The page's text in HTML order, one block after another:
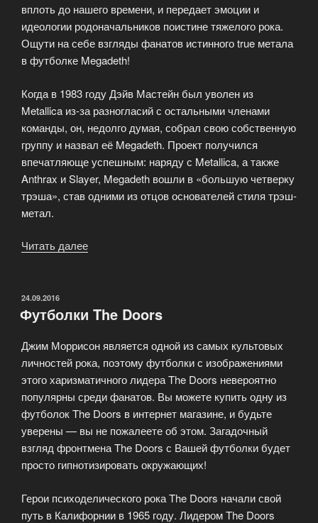
вплоть до нашего времени, и передает эмоции и
идеологии родоначальников поистине тяжелого рока.
Ощути на себе взгляды фанатов истинного true метала
в футболке Megadeth!
Когда в 1983 году Дэйв Мастейн был уволен из
Metallica из-за разногласий с остальными членами
команды, он, недолго думая, собрал свою собственную
группу и назвал её Megadeth. Проект получился
впечатляюще успешным: наряду с Metallica, а также
Anthrax и Slayer, Megadeth вошли в «большую четверку
трэша», став одними из отцов основателей стиля трэш-
метал.
Читать далее
ОПУБЛИКОВАНО
24.09.2016
Футболки The Doors
Джим Моррисон является одной из самых культовых
личностей рока, поэтому футболки с изображениями
этого харизматичного лидера The Doors невероятно
популярны среди фанатов. Вы можете купить одну из
футболок The Doors в интернет магазине, и будьте
уверены — вы не пожалеете об этом. Загадочный
взгляд фронтмена The Doors с Вашей футболки будет
просто гипнотизировать окружающих!
Герои психоделического рока The Doors начали свой
путь в Калифорнии в 1965 году. Лидером The Doors